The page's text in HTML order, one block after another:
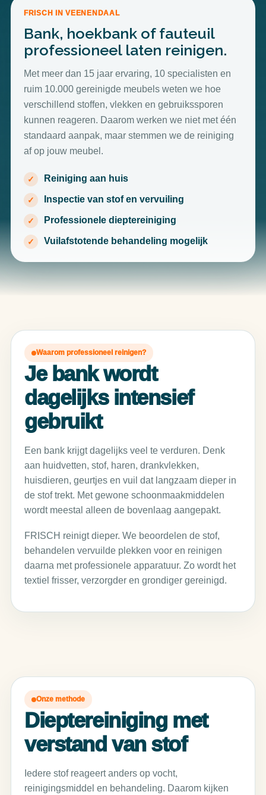
FRISCH IN VEENENDAAL
Bank, hoekbank of fauteuil
professioneel laten reinigen.
Met meer dan 15 jaar ervaring, 10 specialisten en
ruim 10.000 gereinigde meubels weten we hoe
verschillend stoffen, vlekken en gebruikssporen
kunnen reageren. Daarom werken we niet met één
standaard aanpak, maar stemmen we de reiniging
af op jouw meubel.
Reiniging aan huis
Inspectie van stof en vervuiling
Professionele dieptereiniging
Vuilafstotende behandeling mogelijk
Waarom professioneel reinigen?
Je bank wordt
dagelijks intensief
gebruikt
Een bank krijgt dagelijks veel te verduren. Denk
aan huidvetten, stof, haren, drankvlekken,
huisdieren, geurtjes en vuil dat langzaam dieper in
de stof trekt. Met gewone schoonmaakmiddelen
wordt meestal alleen de bovenlaag aangepakt.
FRISCH reinigt dieper. We beoordelen de stof,
behandelen vervuilde plekken voor en reinigen
daarna met professionele apparatuur. Zo wordt het
textiel frisser, verzorgder en grondiger gereinigd.
Onze methode
Dieptereiniging met
verstand van stof
Iedere stof reageert anders op vocht,
reinigingsmiddel en behandeling. Daarom kijken